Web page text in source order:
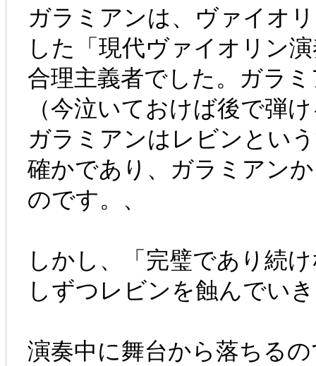
ガラミアンは、ヴァイオ
した「現代ヴァイオリン
合理主義者でした。ガラ
（今泣いておけば後で弾
ガラミアンはレビンとい
確かであり、ガラミアン
のです。、
しかし、「完璧であり続
しずつレビンを蝕んでい
演奏中に舞台から落ちる